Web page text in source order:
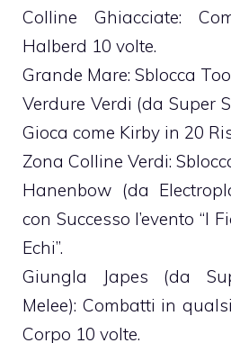
Colline Ghiacciate:
Halberd 10 volte.
Grande Mare: Sblocca
Verdure Verdi (da Super
Gioca come Kirby in 20
Zona Colline Verdi:
Hanenbow (da
con Successo l’evento “I
Echi”.
Giungla Japes (da
Melee): Combatti in
Corpo 10 volte.